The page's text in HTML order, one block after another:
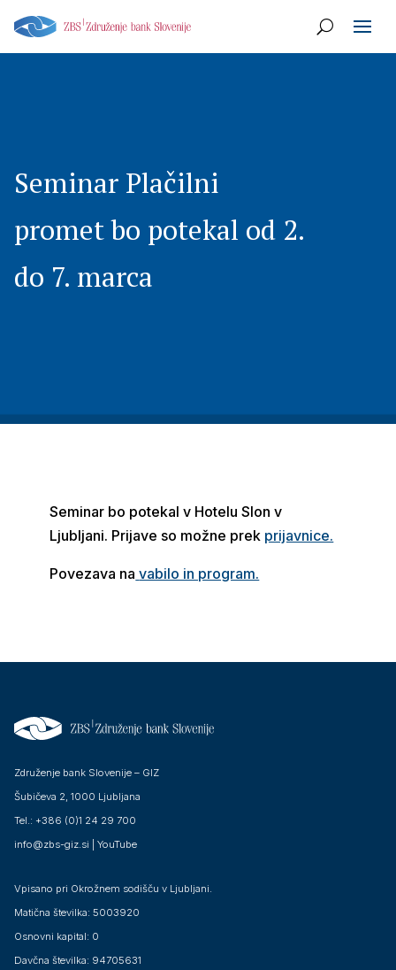
Seminar Plačilni
promet bo potekal od 2.
do 7. marca
Seminar bo potekal v Hotelu Slon v
Ljubljani. Prijave so možne prek prijavnice.
Povezava na vabilo in program.
Združenje bank Slovenije – GIZ
Šubičeva 2, 1000 Ljubljana
Tel.: +386 (0)1 24 29 700
info@zbs-giz.si
YouTube
Vpisano pri Okrožnem sodišču v Ljubljani.
Matična številka: 5003920
Osnovni kapital: 0
Davčna številka: 94705631